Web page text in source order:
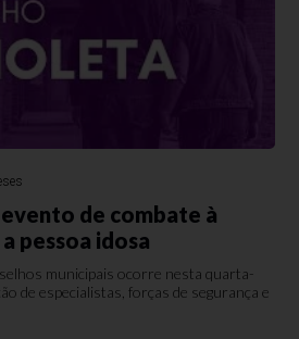
de combate à
pessoa idosa
municipais ocorre nesta quarta-
de especialistas, forças de segurança e